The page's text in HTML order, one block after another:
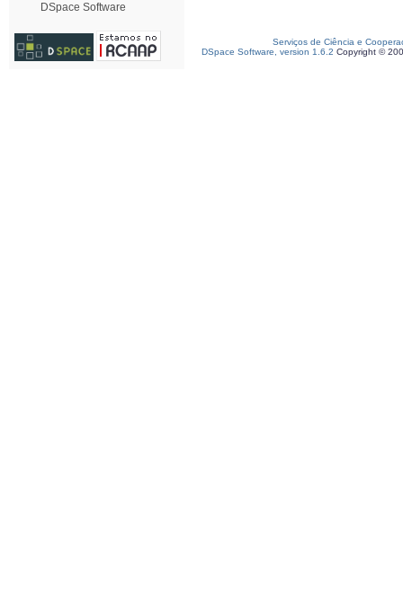
DSpace Software
Serviços de Ciência e
DSpace Software, version 1.6.2 Copyright ©